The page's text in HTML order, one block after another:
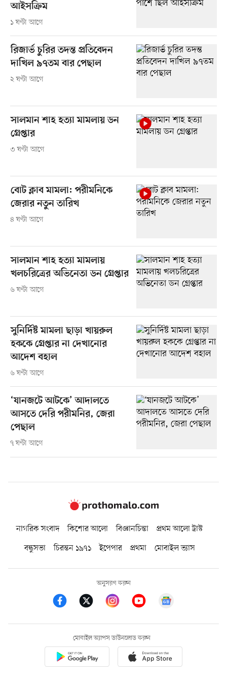
আইসক্রিম
১ ঘণ্টা আগে
রিজার্ভ চুরির তদন্ত প্রতিবেদন
দাখিল ৯৭তম বার পেছাল
২ ঘণ্টা আগে
সালমান শাহ হত্যা মামলায় ডন
গ্রেপ্তার
৩ ঘণ্টা আগে
বোট ক্লাব মামলা: পরীমনিকে
জেরার নতুন তারিখ
৪ ঘণ্টা আগে
সালমান শাহ হত্যা মামলায়
খলচরিত্রের অভিনেতা ডন গ্রেপ্তার
৬ ঘণ্টা আগে
সুনির্দিষ্ট মামলা ছাড়া খায়রুল
হককে গ্রেপ্তার না দেখানোর
আদেশ বহাল
৬ ঘণ্টা আগে
‘যানজটে আটকে’ আদালতে
আসতে দেরি পরীমনির, জেরা
পেছাল
৭ ঘণ্টা আগে
নাগরিক সংবাদ কিশোর আলো বিজ্ঞানচিন্তা
প্রথম আলো ট্রাস্ট
বন্ধুসভা
চিরন্তন ১৯৭১ ইপেপার প্রথমা মোবাইল ভ্যাস
অনুসরণ করুন
মোবাইল অ্যাপস ডাউনলোড করুন